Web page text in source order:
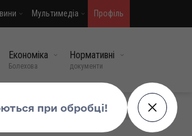
Мультимедіа Профіль
Економіка
Болехова
Нормативні
документи